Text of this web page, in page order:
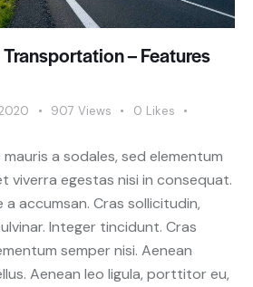
– Features
907 Views 0 Likes
a sodales, sed elementum
viverra egestas nisi in consequat.
a accumsan. Cras sollicitudin,
Integer tincidunt. Cras
semper nisi. Aenean
Aenean leo ligula, porttitor eu,